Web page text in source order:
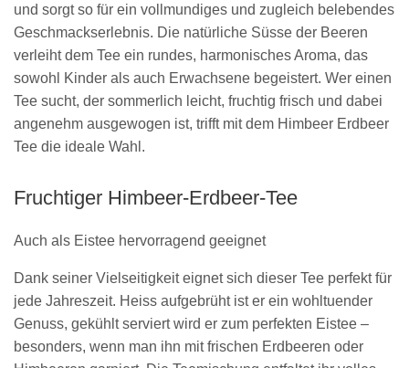
und sorgt so für ein vollmundiges und zugleich belebendes
Geschmackserlebnis. Die natürliche Süsse der Beeren
verleiht dem Tee ein rundes, harmonisches Aroma, das
sowohl Kinder als auch Erwachsene begeistert. Wer einen
Tee sucht, der sommerlich leicht, fruchtig frisch und dabei
angenehm ausgewogen ist, trifft mit dem Himbeer Erdbeer
Tee die ideale Wahl.
Fruchtiger Himbeer-Erdbeer-Tee
Auch als Eistee hervorragend geeignet
Dank seiner Vielseitigkeit eignet sich dieser Tee perfekt für
jede Jahreszeit. Heiss aufgebrüht ist er ein wohltuender
Genuss, gekühlt serviert wird er zum perfekten Eistee –
besonders, wenn man ihn mit frischen Erdbeeren oder